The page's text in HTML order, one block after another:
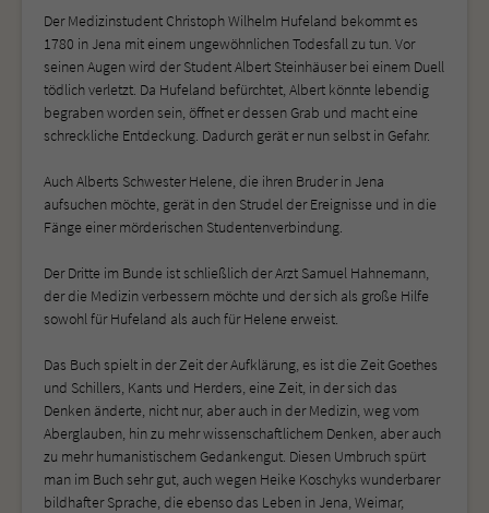
Der Medizinstudent Christoph Wilhelm Hufeland bekommt es
1780 in Jena mit einem ungewöhnlichen Todesfall zu tun. Vor
seinen Augen wird der Student Albert Steinhäuser bei einem Duell
tödlich verletzt. Da Hufeland befürchtet, Albert könnte lebendig
begraben worden sein, öffnet er dessen Grab und macht eine
schreckliche Entdeckung. Dadurch gerät er nun selbst in Gefahr.
Auch Alberts Schwester Helene, die ihren Bruder in Jena
aufsuchen möchte, gerät in den Strudel der Ereignisse und in die
Fänge einer mörderischen Studentenverbindung.
Der Dritte im Bunde ist schließlich der Arzt Samuel Hahnemann,
der die Medizin verbessern möchte und der sich als große Hilfe
sowohl für Hufeland als auch für Helene erweist.
Das Buch spielt in der Zeit der Aufklärung, es ist die Zeit Goethes
und Schillers, Kants und Herders, eine Zeit, in der sich das
Denken änderte, nicht nur, aber auch in der Medizin, weg vom
Aberglauben, hin zu mehr wissenschaftlichem Denken, aber auch
zu mehr humanistischem Gedankengut. Diesen Umbruch spürt
man im Buch sehr gut, auch wegen Heike Koschyks wunderbarer
bildhafter Sprache, die ebenso das Leben in Jena, Weimar,